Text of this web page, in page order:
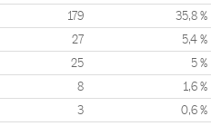
179 35,8 %
27 5,4 %
25 5 %
8 1,6 %
3 0,6 %